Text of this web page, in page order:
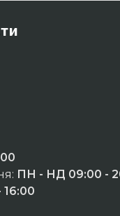
ПН - НД 09:00 -